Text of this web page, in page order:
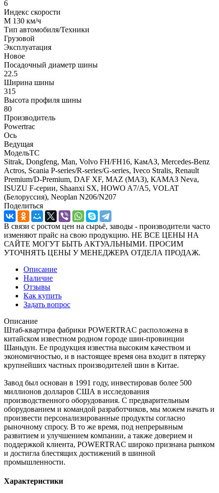
6
Индекс скорости
M 130 км/ч
Тип автомобиля/Техники
Грузовой
Эксплуатация
Новое
Посадочный диаметр шины
22.5
Ширина шины
315
Высота профиля шины
80
Производитель
Powertrac
Ось
Ведущая
МодельТС
Sitrak, Dongfeng, Man, Volvo FH/FH16, КамАЗ, Mercedes-Benz
Actros, Scania P-series/R-series/G-series, Iveco Stralis, Renault
Premium/D-Premium, DAF XF, MAZ (МАЗ), КАМАЗ Neva,
ISUZU F-серии, Shaanxi SX, HOWO A7/A5, VOLAT
(Белоруссия), Neoplan N206/N207
Поделиться
В связи с ростом цен на сырьё, заводы - производители часто
изменяют прайс на свою продукцию. НЕ ВСЕ ЦЕНЫ НА
САЙТЕ МОГУТ БЫТЬ АКТУАЛЬНЫМИ. ПРОСИМ
УТОЧНЯТЬ ЦЕНЫ У МЕНЕДЖЕРА ОТДЕЛА ПРОДАЖ.
Описание
Наличие
Отзывы
Как купить
Задать вопрос
Описание
Штаб-квартира фабрики POWERTRAC расположена в
китайском известном родном городе шин-провинции
Шаньдун. Ее продукция известна высоким качеством и
экономичностью, и в настоящее время она входит в пятерку
крупнейших частных производителей шин в Китае.
Завод был основан в 1991 году, инвестировав более 500
миллионов долларов США в исследования
производственного оборудования. С предварительным
оборудованием и командой разработчиков, мы можем начать и
произвести персонализированные продукты согласно
рыночному спросу. В то же время, под непрерывным
развитием и улучшением компании, а также доверием и
поддержкой клиента, POWERTRAC широко признана рынком
и достигла блестящих достижений в шинной
промышленности.
Характеристики